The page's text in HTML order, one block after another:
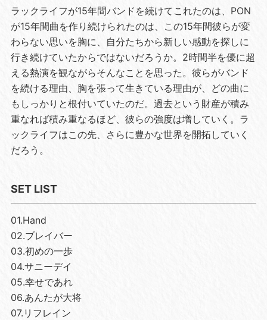
ラックライフが15年間バンドを続けてこれたのは、PON
が15年間曲を作り続けられたのは、この15年間彼らが変
わらない思いを胸に、自分たちから新しい感動を探しに
行き続けていたからではないだろうか。2時間半を優に超
える熱演を観ながらそんなことを思った。彼らがバンド
を続ける理由、胸を張って生きている理由が、どの曲に
もしっかりと根付いていたのだ。過去という財産が積み
重なれば積み重なるほど、彼らの強度は増していく。ラ
ックライフはこの先、さらに豊かな世界を開拓していく
だろう。
SET LIST
01.Hand
02.ブレイバー
03.初めの一歩
04.サニーデイ
05.幸せであれ
06.あんたが大将
07.リフレイン